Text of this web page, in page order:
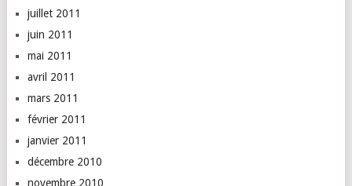
juillet 2011
juin 2011
mai 2011
avril 2011
mars 2011
février 2011
janvier 2011
décembre 2010
novembre 2010